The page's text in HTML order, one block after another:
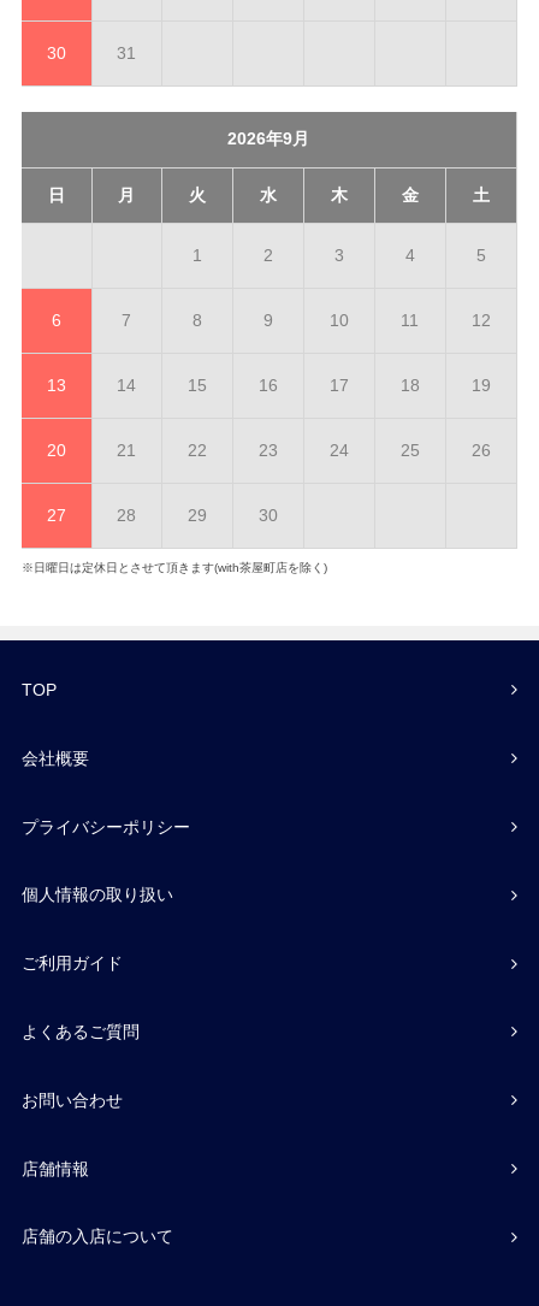
30 31
2026年9月
日 月 火 水 木 金 土
1 2 3 4 5
6 7 8 9 10 11 12
13 14 15 16 17 18 19
20 21 22 23 24 25 26
27 28 29 30
※日曜日は定休日とさせて頂きます(with茶屋町店を除く)
TOP
会社概要
プライバシーポリシー
個人情報の取り扱い
ご利用ガイド
よくあるご質問
お問い合わせ
店舗情報
店舗の入店について